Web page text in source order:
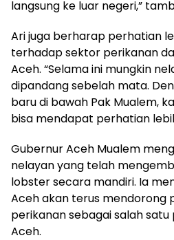
langsung ke luar negeri,”
Ari juga berharap perhatian
terhadap sektor perikanan
Aceh. “Selama ini mungkin
dipandang sebelah mata.
baru di bawah Pak Mualem,
bisa mendapat perhatian
Gubernur Aceh Mualem
nelayan yang telah
lobster secara mandiri. Ia
Aceh akan terus mendorong
perikanan sebagai salah
Aceh.